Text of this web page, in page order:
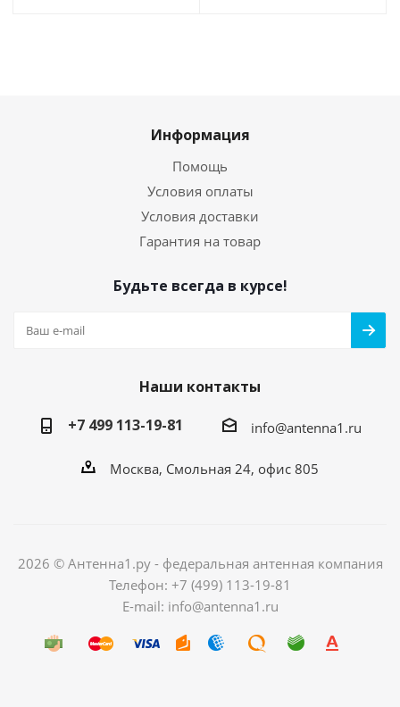
Информация
Помощь
Условия оплаты
Условия доставки
Гарантия на товар
Будьте всегда в курсе!
Наши контакты
+7 499 113-19-81
info@antenna1.ru
Москва, Смольная 24, офис 805
2026 © Антенна1.ру - федеральная антенная компания
Телефон: +7 (499) 113-19-81
E-mail: info@antenna1.ru